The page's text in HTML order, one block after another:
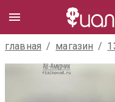
главная / магазин /